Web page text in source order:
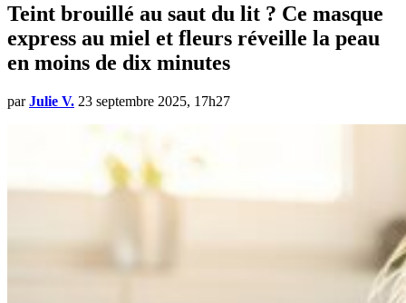
Teint brouillé au saut du lit ? Ce masque
express au miel et fleurs réveille la peau
en moins de dix minutes
par Julie V. 23 septembre 2025, 17h27